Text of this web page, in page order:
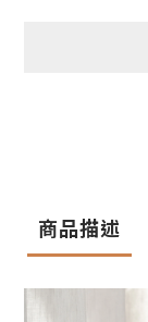
商品描述